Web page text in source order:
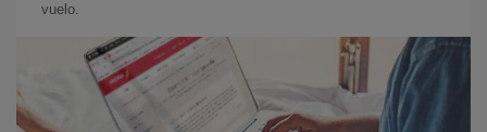
vuelo.